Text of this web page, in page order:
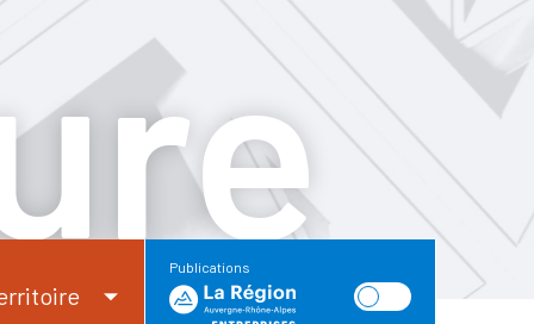
Publications